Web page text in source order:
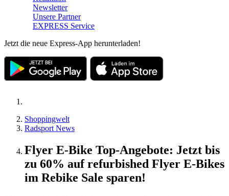
Newsletter
Unsere Partner
EXPRESS Service
Jetzt die neue Express-App herunterladen!
Shoppingwelt
Radsport News
Flyer E-Bike Top-Angebote: Jetzt bis
zu 60% auf refurbished Flyer E-Bikes
im Rebike Sale sparen!